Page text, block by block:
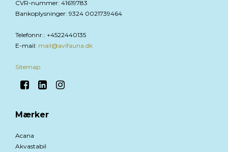
CVR-nummer: 41619783
Bankoplysninger: 9324 0021739464
Telefonnr. : +4522440135
E-mail: mail@avifauna.dk
Sitemap
Mærker
Acana
Akvastabil